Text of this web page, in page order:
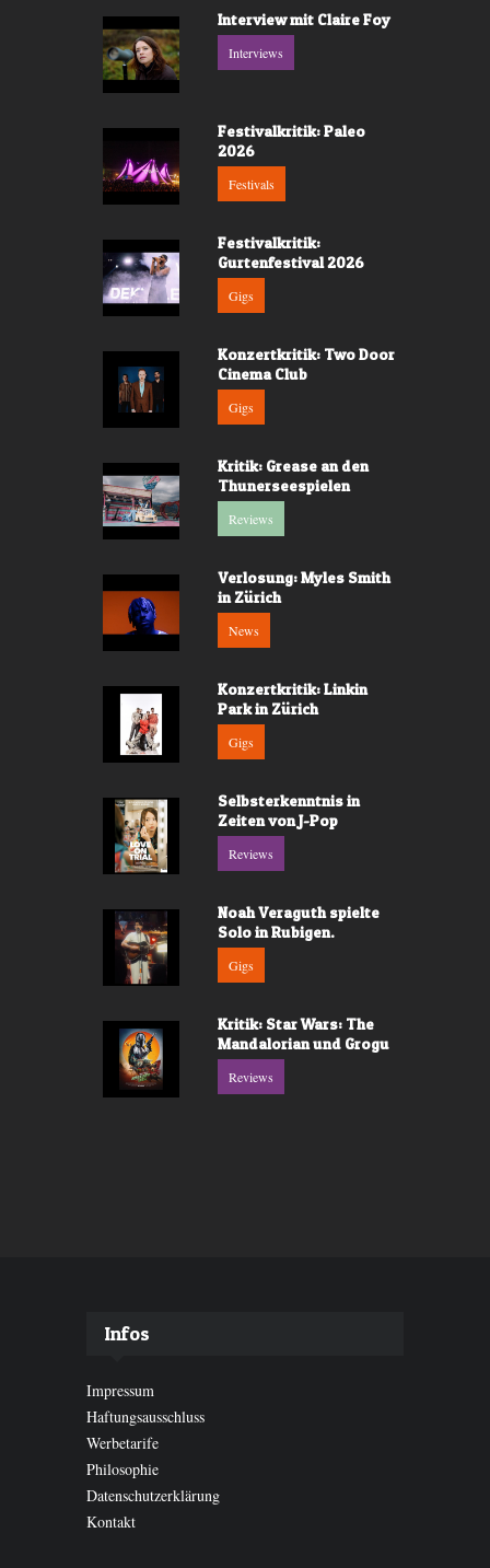
Interview mit Claire Foy
Interviews
Festivalkritik: Paleo
2026
Festivals
Festivalkritik:
Gurtenfestival 2026
Gigs
Konzertkritik: Two Door
Cinema Club
Gigs
Kritik: Grease an den
Thunerseespielen
Reviews
Verlosung: Myles Smith
in Zürich
News
Konzertkritik: Linkin
Park in Zürich
Gigs
Selbsterkenntnis in
Zeiten von J-Pop
Reviews
Noah Veraguth spielte
Solo in Rubigen.
Gigs
Kritik: Star Wars: The
Mandalorian und Grogu
Reviews
Infos
Impressum
Haftungsausschluss
Werbetarife
Philosophie
Datenschutzerklärung
Kontakt